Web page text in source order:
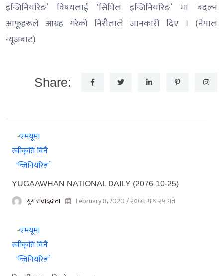
इन्जिनियरिङ’ विषयलाई ‘सिभिल इन्जिनियरिङ’ मा बदल्न
आफूहरूले आग्रह गरेको निरौलाले जानकारी दिए । (नेपाल
न्यूजबाट)
Share:
YUGAAWHAN NATIONAL DAILY (2076-10-25)
युग संवाददाता February 8, 2020 / २०७६ माघ २५ गते